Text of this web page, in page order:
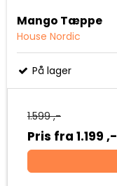
Mango Tæppe
House Nordic
På lager
1.599 ,-
Pris fra 1.199 ,-